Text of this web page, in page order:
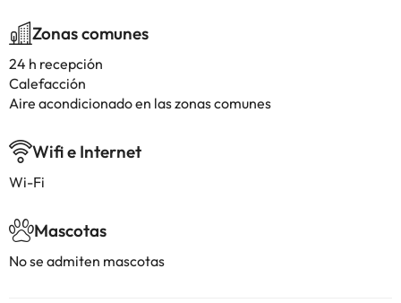
Zonas comunes
24 h recepción
Calefacción
Aire acondicionado en las zonas comunes
Wifi e Internet
Wi-Fi
Mascotas
No se admiten mascotas